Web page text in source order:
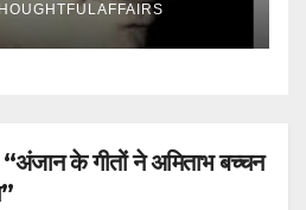
के गीतों ने अमिताभ बच्चन